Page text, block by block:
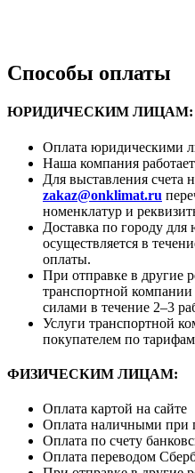
Способы оплаты
ЮРИДИЧЕСКИМ ЛИЦАМ:
Оплата юридическими
Наша компания
Для выставления счета
zakaz@onklimat.ru
номенклатур и
Доставка по городу
осуществляется в
оплаты.
При отправке в другие
транспортной
силами в течение 2–3
Услуги транспортной
покупателем по
ФИЗИЧЕСКИМ ЛИЦАМ:
Оплата картой на сайте
Оплата наличными при
Оплата по счету
Оплата переводом